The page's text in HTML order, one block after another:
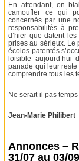
En attendant, on
camoufler ce qui
concernés par une
responsabilités à
d’hier que datent
prises au sérieux. Le
écolos patentés
loisible
panade qui leur
comprendre tous les
Ne serait-il pas
Jean-Marie Philibert
Annonces –
31/07 au 03/